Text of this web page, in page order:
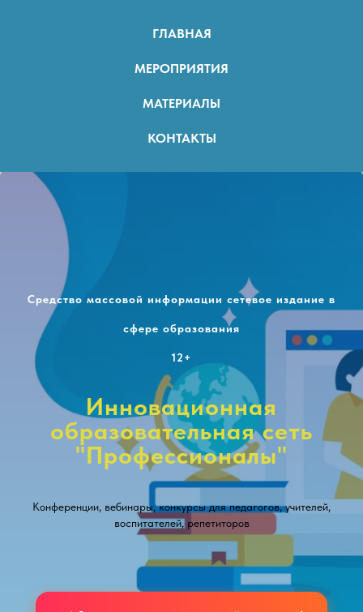
ГЛАВНАЯ
МЕРОПРИЯТИЯ
МАТЕРИАЛЫ
КОНТАКТЫ
Средство массовой информации сетевое издание в
сфере образования
12+
Инновационная
образовательная сеть
"Профессионалы"
Конференции, вебинары, конкурсы для педагогов, учителей,
воспитателей, репетиторов